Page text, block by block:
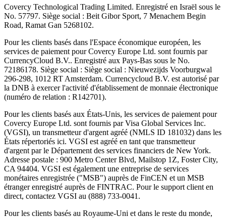
Covercy Technological Trading Limited. Enregistré en Israël sous le
No. 57797. Siège social : Beit Gibor Sport, 7 Menachem Begin
Road, Ramat Gan 5268102.
Pour les clients basés dans l'Espace économique européen, les
services de paiement pour Covercy Europe Ltd. sont fournis par
CurrencyCloud B.V.. Enregistré aux Pays-Bas sous le No.
72186178. Siège social : Siège social : Nieuwezijds Voorburgwal
296-298, 1012 RT Amsterdam. Currencycloud B.V. est autorisé par
la DNB à exercer l'activité d'établissement de monnaie électronique
(numéro de relation : R142701).
Pour les clients basés aux États-Unis, les services de paiement pour
Covercy Europe Ltd. sont fournis par Visa Global Services Inc.
(VGSI), un transmetteur d'argent agréé (NMLS ID 181032) dans les
États répertoriés ici. VGSI est agréé en tant que transmetteur
d'argent par le Département des services financiers de New York.
Adresse postale : 900 Metro Center Blvd, Mailstop 1Z, Foster City,
CA 94404. VGSI est également une entreprise de services
monétaires enregistrée ("MSB") auprès de FinCEN et un MSB
étranger enregistré auprès de FINTRAC. Pour le support client en
direct, contactez VGSI au (888) 733-0041.
Pour les clients basés au Royaume-Uni et dans le reste du monde,